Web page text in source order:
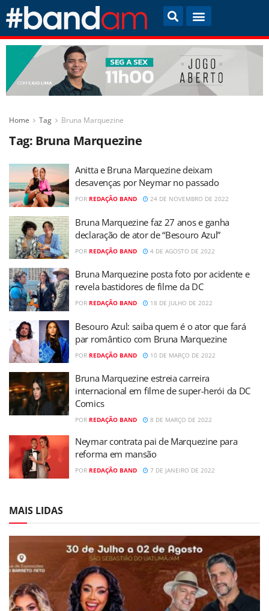
Home Tag Bruna Marquezine
Tag: Bruna Marquezine
Anitta e Bruna Marquezine deixam
desavenças por Neymar no passado
POR REDAÇÃO BAND 24 DE NOVEMBRO DE 2022
Bruna Marquezine faz 27 anos e ganha
declaração de ator de “Besouro Azul”
POR REDAÇÃO BAND 4 DE AGOSTO DE 2022
Bruna Marquezine posta foto por acidente e
revela bastidores de filme da DC
POR REDAÇÃO BAND 18 DE JULHO DE 2022
Besouro Azul: saiba quem é o ator que fará
par romântico com Bruna Marquezine
POR REDAÇÃO BAND 10 DE MARÇO DE 2022
Bruna Marquezine estreia carreira
internacional em filme de super-herói da DC
Comics
POR REDAÇÃO BAND 8 DE MARÇO DE 2022
Neymar contrata pai de Marquezine para
reforma em mansão
POR REDAÇÃO BAND 7 DE JANEIRO DE 2022
MAIS LIDAS